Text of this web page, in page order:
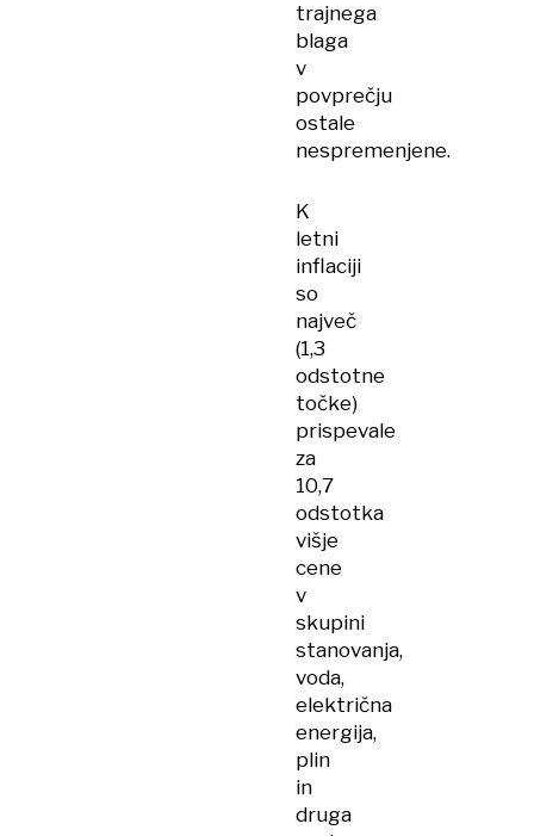
trajnega
blaga
v
povprečju
ostale
nespremenjene.
K
letni
inflaciji
so
največ
(1,3
odstotne
točke)
prispevale
za
10,7
odstotka
višje
cene
v
skupini
stanovanja,
voda,
električna
energija,
plin
in
druga